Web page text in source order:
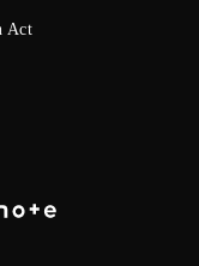
Act